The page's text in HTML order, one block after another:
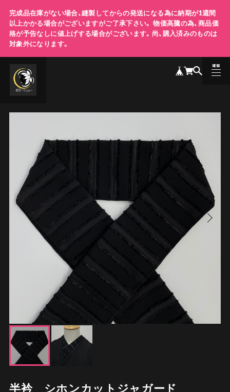
完成品在庫がない場合、縫製してからの発送になる為に納期が1週間
以上かかる場合がございますがご了承下さい。 物価高騰の為、商品価
格が予告なしに値上げする場合がございます。尚、購入済みのものは
対象外になります。
MENU
CLOSE
半衿 シホンカットジャガード